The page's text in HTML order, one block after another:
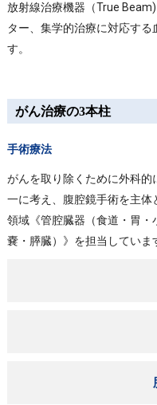
放射線治療機器（True
ター、集学的治療に対応す
す。
がん治療の3本柱
手術療法
がんを取り除くために外科
一に考え、腹腔鏡手術を主
領域《管腔臓器（食道・胃
嚢・膵臓）》を担当していま